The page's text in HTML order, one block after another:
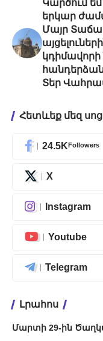
Կարծում
երկար
Մայր
Տեր
Հետևեք մեզ սոց
24.5KFollowers
X
Instagram
Youtube
Telegram
Լրահոս
Մարտի 29-ին